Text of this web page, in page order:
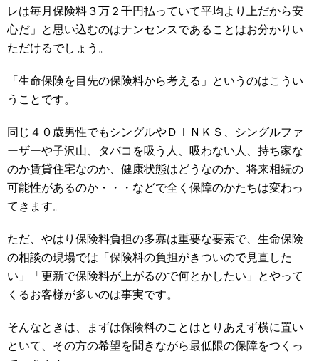
レは毎月保険料３万２千円払っていて平均より上だから安
心だ」と思い込むのはナンセンスであることはお分かりい
ただけるでしょう。
「生命保険を目先の保険料から考える」というのはこうい
うことです。
同じ４０歳男性でもシングルやＤＩＮＫＳ、シングルファ
ーザーや子沢山、タバコを吸う人、吸わない人、持ち家な
のか賃貸住宅なのか、健康状態はどうなのか、将来相続の
可能性があるのか・・・などで全く保障のかたちは変わっ
てきます。
ただ、やはり保険料負担の多寡は重要な要素で、生命保険
の相談の現場では「保険料の負担がきついので見直した
い」「更新で保険料が上がるので何とかしたい」とやって
くるお客様が多いのは事実です。
そんなときは、まずは保険料のことはとりあえず横に置い
といて、その方の希望を聞きながら最低限の保障をつくっ